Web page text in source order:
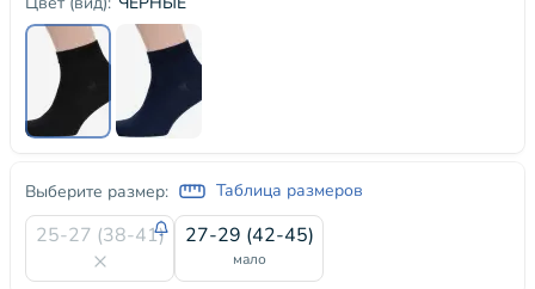
Выберите размер: Таблица размеров
25-27 (38-41) 27-29 (42-45)
мало